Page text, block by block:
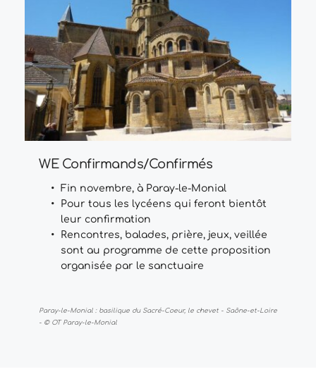
WE Confirmands/Confirmés
Fin novembre, à Paray-le-Monial
Pour tous les lycéens qui feront bientôt
leur confirmation
Rencontres, balades, prière, jeux, veillée
sont au programme de cette proposition
organisée par le sanctuaire
Paray-le-Monial : basilique du Sacré-Coeur, le chevet - Saône-et-Loire
- © OT Paray-le-Monial